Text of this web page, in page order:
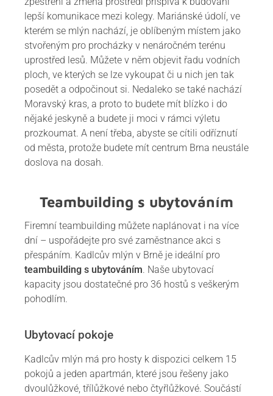
lepší komunikace mezi kolegy. Mariánské údolí, ve
kterém se mlýn nachází, je oblíbeným místem jako
stvořeným pro procházky v nenáročném terénu
uprostřed lesů. Můžete v něm objevit řadu vodních
ploch, ve kterých se lze vykoupat či u nich jen tak
posedět a odpočinout si. Nedaleko se také nachází
Moravský kras, a proto to budete mít blízko i do
nějaké jeskyně a budete ji moci v rámci výletu
prozkoumat. A není třeba, abyste se cítili odříznutí
od města, protože budete mít centrum Brna neustále
doslova na dosah.
Teambuilding s ubytováním
Firemní teambuilding můžete naplánovat i na více
dní – uspořádejte pro své zaměstnance akci s
přespáním. Kadlcův mlýn v Brně je ideální pro
teambuilding s ubytováním. Naše ubytovací
kapacity jsou dostatečné pro 36 hostů s veškerým
pohodlím.
Ubytovací pokoje
Kadlcův mlýn má pro hosty k dispozici celkem 15
pokojů a jeden apartmán, které jsou řešeny jako
dvoulůžkové, třílůžkové nebo čtyřlůžkové. Součástí